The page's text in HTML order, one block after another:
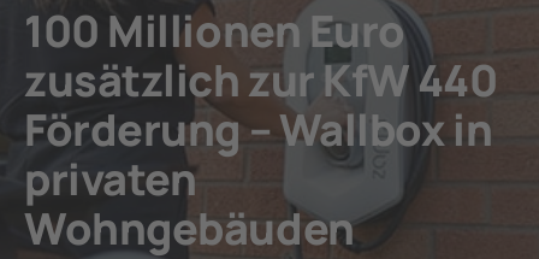
100 Millionen Euro
zusätzlich zur KfW 440
Förderung – Wallbox in
privaten
Wohngebäuden